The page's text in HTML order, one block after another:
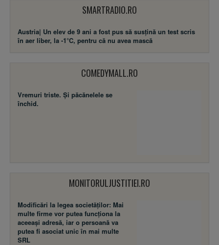
SMARTRADIO.RO
Austria| Un elev de 9 ani a fost pus să susţină un test scris
în aer liber, la -1°C, pentru că nu avea mască
COMEDYMALL.RO
Vremuri triste. Şi păcănelele se
închid.
MONITORULJUSTITIEI.RO
Modificări la legea societăţilor: Mai
multe firme vor putea funcţiona la
aceeaşi adresă, iar o persoană va
putea fi asociat unic în mai multe
SRL